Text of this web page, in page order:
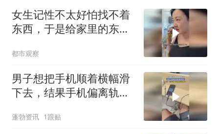
女生记性不太好怕找不着
东西，于是给家里的东西
时候那句，你给遥控器打
电话问问，终于实现了
都市观察
男子想把手机顺着横幅滑
下去，结果手机偏离轨道
厉害，手机直接变电脑了
蓬勃资讯 1跟贴